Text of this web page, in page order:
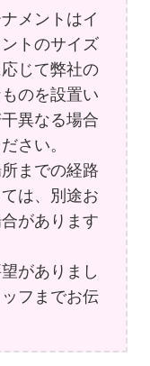
メントはイ
トのサイズ
じて弊社の
のを設置い
異なる場合
さい。
までの経路
は、別途お
があります
がありまし
フまでお伝